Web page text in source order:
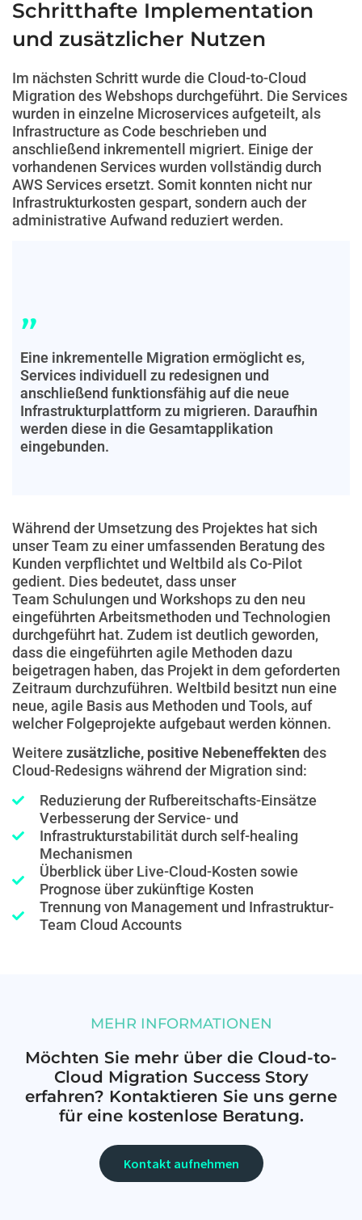
Schritthafte Implementation
und zusätzlicher Nutzen
Im nächsten Schritt wurde die Cloud-to-Cloud
Migration des Webshops durchgeführt. Die Services
wurden in einzelne Microservices aufgeteilt, als
Infrastructure as Code beschrieben und
anschließend inkrementell migriert. Einige der
vorhandenen Services wurden vollständig durch
AWS Services ersetzt. Somit konnten nicht nur
Infrastrukturkosten gespart, sondern auch der
administrative Aufwand reduziert werden.
"
Eine inkrementelle Migration ermöglicht es,
Services individuell zu redesignen und
anschließend funktionsfähig auf die neue
Infrastrukturplattform zu migrieren. Daraufhin
werden diese in die Gesamtapplikation
eingebunden.
Während der Umsetzung des Projektes hat sich
unser Team zu einer umfassenden Beratung des
Kunden verpflichtet und Weltbild als Co-Pilot
gedient. Dies bedeutet, dass unser
Team Schulungen und Workshops zu den neu
eingeführten Arbeitsmethoden und Technologien
durchgeführt hat. Zudem ist deutlich geworden,
dass die eingeführten agile Methoden dazu
beigetragen haben, das Projekt in dem geforderten
Zeitraum durchzuführen. Weltbild besitzt nun eine
neue, agile Basis aus Methoden und Tools, auf
welcher Folgeprojekte aufgebaut werden können.
Weitere zusätzliche, positive Nebeneffektendes
Cloud-Redesigns während der Migration sind:
Reduzierung der Rufbereitschafts-Einsätze
Verbesserung der Service- und
Infrastrukturstabilität durch self-healing
Mechanismen
Überblick über Live-Cloud-Kosten sowie
Prognose über zukünftige Kosten
Trennung von Management und Infrastruktur-
Team Cloud Accounts
MEHR INFORMATIONEN
Möchten Sie mehr über die Cloud-to-
Cloud Migration Success Story
erfahren? Kontaktieren Sie uns gerne
für eine kostenlose Beratung.
Kontakt aufnehmen